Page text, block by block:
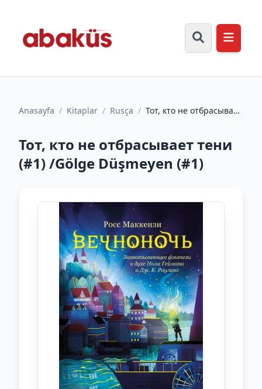
Anasayfa / Kitaplar / Rusça / Тот, кто не отбрасывает
Тот, кто не отбрасывает тени
(#1) /Gölge Düşmeyen (#1)